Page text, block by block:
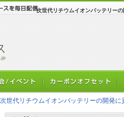
次世代リチウムイオンバッテリー
次世代リチウムイオンバッテリーの開発